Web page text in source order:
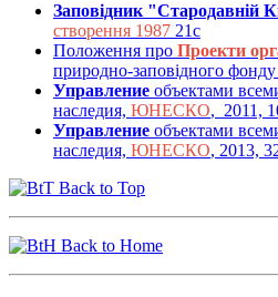
Заповідник "Стародавній
створення 1987 21с
Положення про Проекти
природно-заповідного
Управление объектами
наследия, ЮНЕСКО, 2011,
Управление объектами
наследия, ЮНЕСКО, 2013,
Back to Top
Back to Home